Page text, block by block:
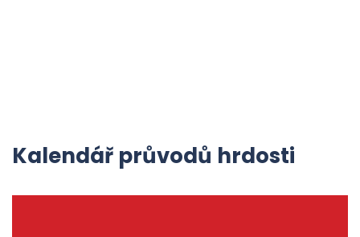
Kalendář průvodů hrdosti